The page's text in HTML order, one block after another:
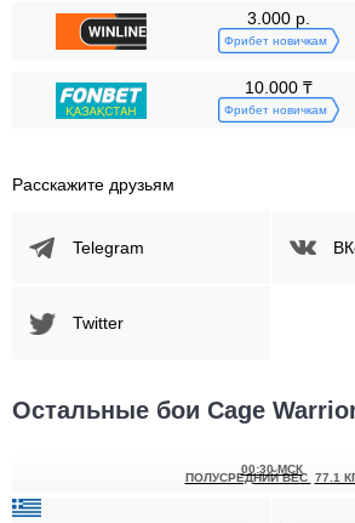
3.000 р.
Фрибет новичкам
10.000 ₸
Фрибет новичкам
Расскажите друзьям
Telegram
Twitter
Остальные бои Cage
00:30 МСК
ПОЛУСРЕДНИЙ ВЕС 77.1